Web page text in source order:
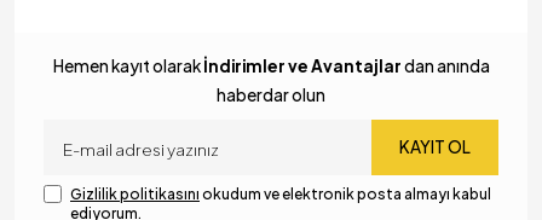
Hemen kayıt olarakİndirimler ve Avantajlardan anında
haberdar olun
KAYIT OL
Gizlilik politikasını okudum ve elektronik posta almayı kabul
ediyorum.